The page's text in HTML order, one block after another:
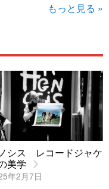
もっと見る »
シス レコードジャケ
美学
年2月7日